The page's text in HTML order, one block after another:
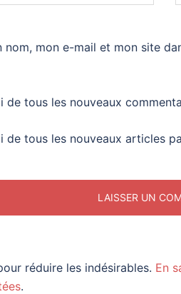
nom, mon e-mail et mon site
de tous les nouveaux
de tous les nouveaux articles
réduire les indésirables. En
.